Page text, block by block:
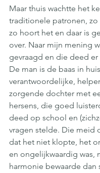
Maar thuis wachtte het
traditionele patronen, zo
zo hoort het en daar is
over. Naar mijn mening
gevraagd en die deed
De man is de baas in
verantwoordelijke,
zorgende dochter met
hersens, die goed
deed op school en
vragen stelde. Die meid
dat het niet klopte, het
en ongelijkwaardig was,
harmonie bewaarde dan